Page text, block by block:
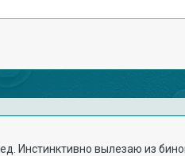
Инстинктивно вылезаю из